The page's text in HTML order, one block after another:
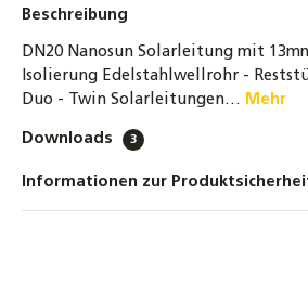
Beschreibung
DN20 Nanosun Solarleitung mit
Isolierung Edelstahlwellrohr -
Duo - Twin Solarleitungen… Mehr
Downloads 3
Informationen zur